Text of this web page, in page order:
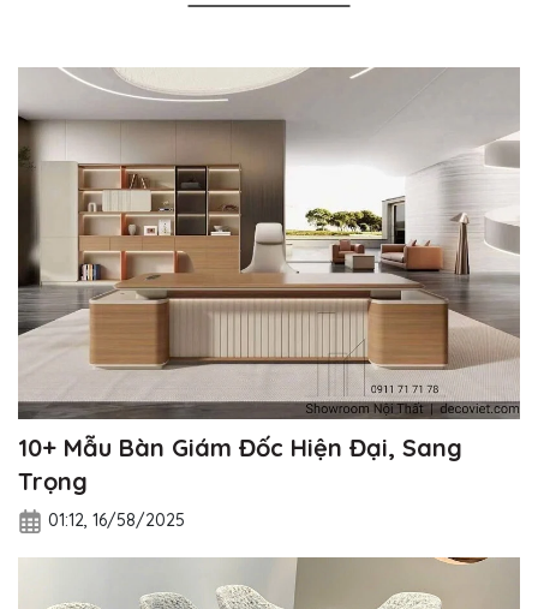
10+ Mẫu Bàn Giám Đốc Hiện Đại, Sang
Trọng
01:12, 16/58/2025